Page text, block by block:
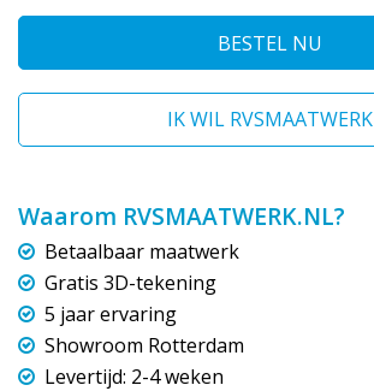
BESTEL NU
IK WIL RVSMAATWERK
Waarom RVSMAATWERK.NL?
Betaalbaar maatwerk
Gratis 3D-tekening
5 jaar ervaring
Showroom Rotterdam
Levertijd: 2-4 weken